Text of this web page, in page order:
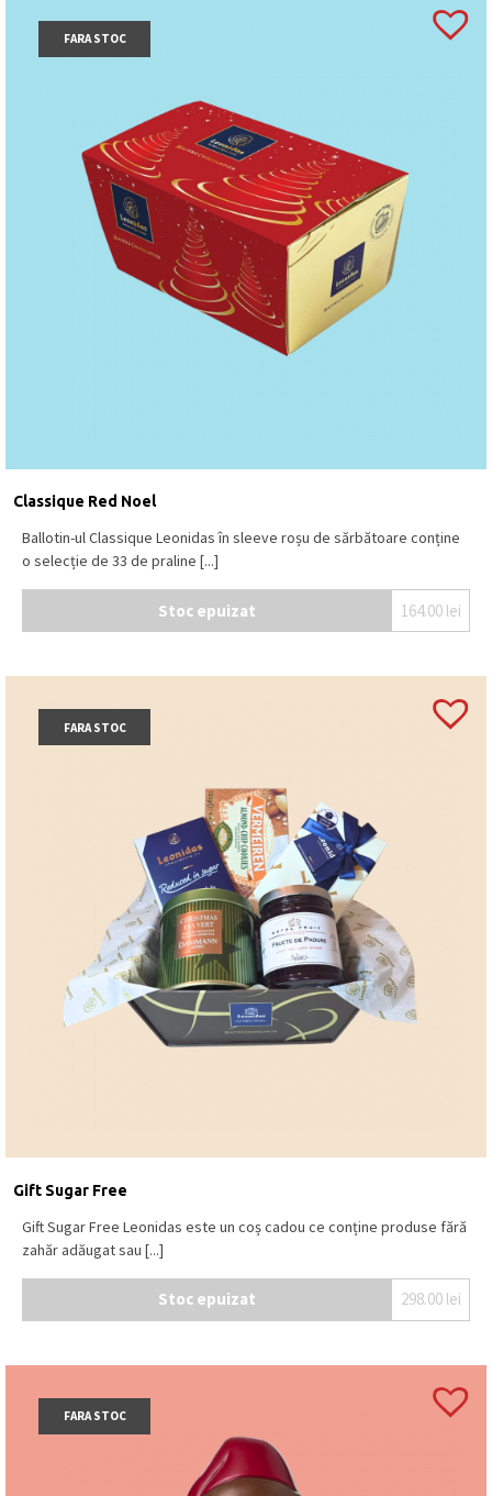
FARA STOC
Classique Red Noel
Ballotin-ul Classique Leonidas în sleeve roșu de sărbătoare conține
o selecție de 33 de praline [...]
Stoc epuizat 164.00 lei
FARA STOC
Gift Sugar Free
Gift Sugar Free Leonidas este un coș cadou ce conține produse fără
zahăr adăugat sau [...]
Stoc epuizat 298.00 lei
FARA STOC